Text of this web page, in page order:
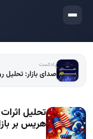
ورود
پادکست
صدای بازار: تحلیل
تحلیل
هریس بر